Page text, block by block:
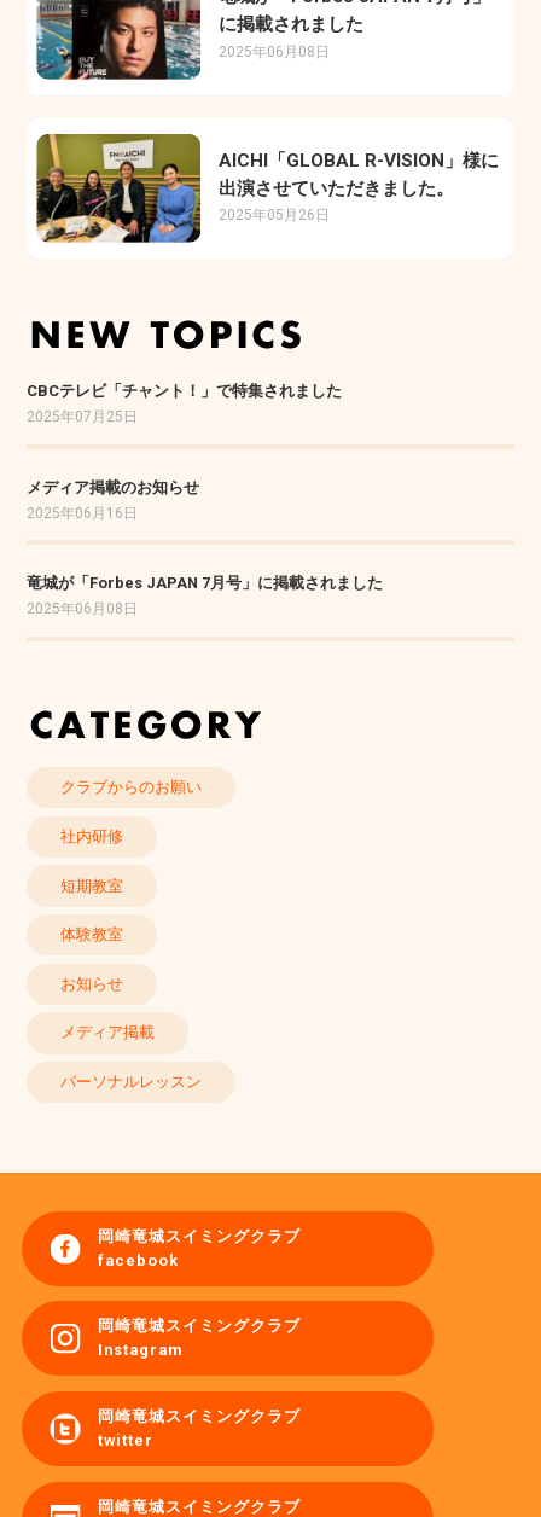
に掲載されました
2025年06月08日
AICHI「GLOBAL R-VISION」様に
出演させていただきました。
2025年05月26日
CBCテレビ「チャント！」で特集されました
2025年07月25日
メディア掲載のお知らせ
2025年06月16日
竜城が「Forbes JAPAN 7月号」に掲載されました
2025年06月08日
クラブからのお願い
社内研修
短期教室
体験教室
お知らせ
メディア掲載
パーソナルレッスン
岡崎竜城スイミングクラブ
facebook
岡崎竜城スイミングクラブ
Instagram
岡崎竜城スイミングクラブ
twitter
岡崎竜城スイミングクラブ